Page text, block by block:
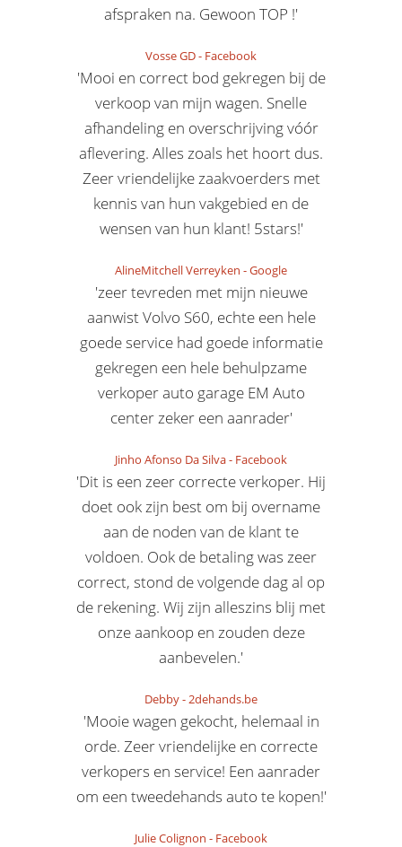
afspraken na. Gewoon TOP !'
Vosse GD- Facebook
'Mooi en correct bod gekregen bij de
verkoop van mijn wagen. Snelle
afhandeling en overschrijving vóór
aflevering. Alles zoals het hoort dus.
Zeer vriendelijke zaakvoerders met
kennis van hun vakgebied en de
wensen van hun klant! 5stars!'
AlineMitchell Verreyken -Google
'zeer tevreden met mijn nieuwe
aanwist Volvo S60, echte een hele
goede service had goede informatie
gekregen een hele behulpzame
verkoper auto garage EM Auto
center zeker een aanrader'
Jinho Afonso Da Silva- Facebook
'Dit is een zeer correcte verkoper. Hij
doet ook zijn best om bij overname
aan de noden van de klant te
voldoen. Ook de betaling was zeer
correct, stond de volgende dag al op
de rekening. Wij zijn alleszins blij met
onze aankoop en zouden deze
aanbevelen.'
Debby-2dehands.be
'Mooie wagen gekocht, helemaal in
orde. Zeer vriendelijke en correcte
verkopers en service! Een aanrader
om een tweedehands auto te kopen!'
Julie Colignon - Facebook